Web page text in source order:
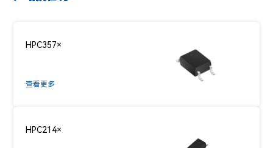
HPC357×
查看更多
HPC214×